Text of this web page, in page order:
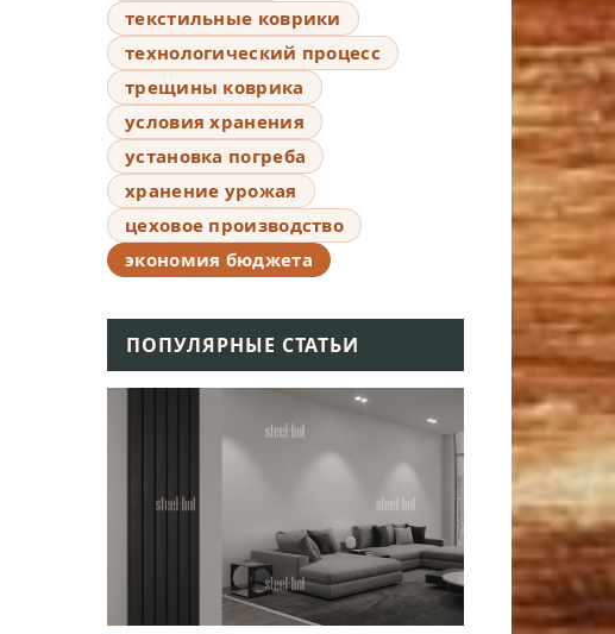
текстильные коврики
технологический процесс
трещины коврика
условия хранения
установка погреба
хранение урожая
цеховое производство
экономия бюджета
ПОПУЛЯРНЫЕ СТАТЬИ